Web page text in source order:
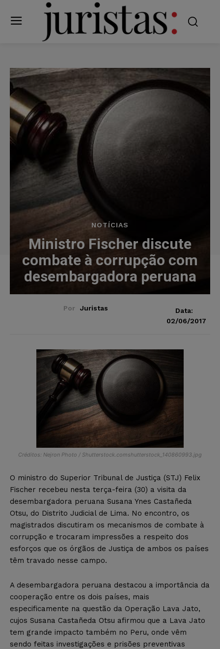
NOTÍCIAS
Ministro Fischer discute
combate à corrupção com
desembargadora peruana
Por Juristas
Data:
02/06/2017
Créditos: Nejron Photo / Shutterstock.comshutterstock_140860993.jpg
O ministro do Superior Tribunal de Justiça (STJ) Felix
Fischer recebeu nesta terça-feira (30) a visita da
desembargadora peruana Susana Ynes Castañeda
Otsu, do Distrito Judicial de Lima. No encontro, os
magistrados discutiram os mecanismos de combate à
corrupção e trocaram impressões a respeito dos
esforços que os órgãos de Justiça de ambos os países
têm travado nesse campo.
A desembargadora peruana destacou a importância da
cooperação entre os dois países, mais
especificamente na questão da Operação Lava Jato,
cujos Susana Castañeda Otsu afirmou que a Lava Jato
tem grande impacto também no Peru, onde vêm
sendo feitas investigações e prisões preventivas